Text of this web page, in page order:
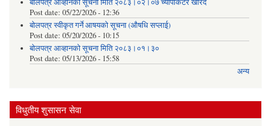
बोलपत्र आव्हानको सूचना मिति २०८३।०२।०७ च्यापाकटर खरिद
Post date: 05/22/2026 - 12:36
बोलपत्र स्वीकृत गर्ने आषयको सूचना (औषधि सप्लाई)
Post date: 05/20/2026 - 10:15
बोलपत्र आव्हानको सूचना मिति २०८३।०१।३०
Post date: 05/13/2026 - 15:58
अन्य
विधुतीय शुसासन सेवा